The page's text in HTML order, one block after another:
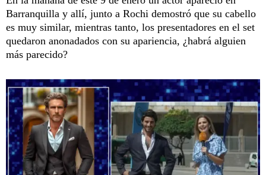
Barranquilla y allí, junto a Rochi demostró que su cabello
es muy similar, mientras tanto, los presentadores en el set
quedaron anonadados con su apariencia, ¿habrá alguien
más parecido?